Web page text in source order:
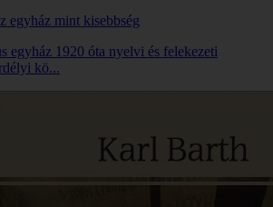
egyház mint kisebbség
egyház 1920 óta nyelvi és felekezeti
kö...